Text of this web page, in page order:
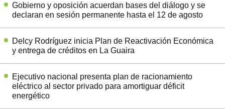
Gobierno y oposición acuerdan bases del diálogo y se
declaran en sesión permanente hasta el 12 de agosto
Delcy Rodríguez inicia Plan de Reactivación Económica
y entrega de créditos en La Guaira
Ejecutivo nacional presenta plan de racionamiento
eléctrico al sector privado para amortiguar déficit
energético